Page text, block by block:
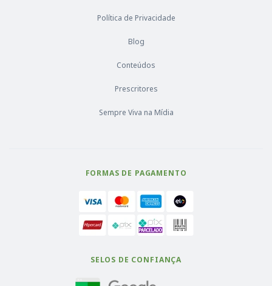
Política de Privacidade
Blog
Conteúdos
Prescritores
Sempre Viva na Mídia
FORMAS DE PAGAMENTO
SELOS DE CONFIANÇA